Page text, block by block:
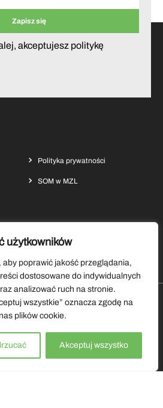
użytkowników
aby poprawić jakość przeglądania,
dostosowane do indywidualnych
analizować ruch na stronie.
wszystkie” oznacza zgodę na
plików cookie.
Akceptuj wszystko
akceptujesz politykę
Polityka prywatności
SOM w MZL
Lubuskiej